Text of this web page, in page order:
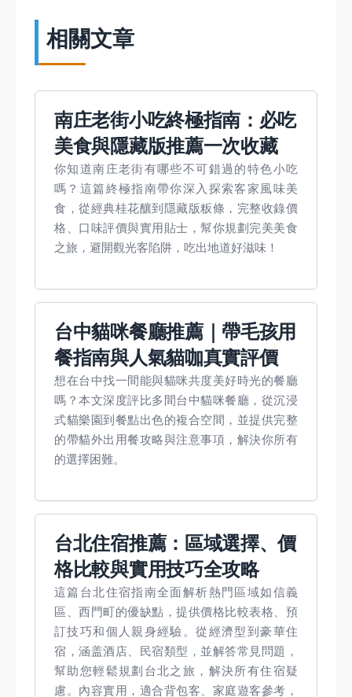
相關文章
南庄老街小吃終極指南：必吃
美食與隱藏版推薦一次收藏
你知道南庄老街有哪些不可錯過的特色小吃
嗎？這篇終極指南帶你深入探索客家風味美
食，從經典桂花釀到隱藏版粄條，完整收錄價
格、口味評價與實用貼士，幫你規劃完美美食
之旅，避開觀光客陷阱，吃出地道好滋味！
台中貓咪餐廳推薦｜帶毛孩用
餐指南與人氣貓咖真實評價
想在台中找一間能與貓咪共度美好時光的餐廳
嗎？本文深度評比多間台中貓咪餐廳，從沉浸
式貓樂園到餐點出色的複合空間，並提供完整
的帶貓外出用餐攻略與注意事項，解決你所有
的選擇困難。
台北住宿推薦：區域選擇、價
格比較與實用技巧全攻略
這篇台北住宿指南全面解析熱門區域如信義
區、西門町的優缺點，提供價格比較表格、預
訂技巧和個人親身經驗。從經濟型到豪華住
宿，涵盖酒店、民宿類型，並解答常見問題，
幫助您輕鬆規劃台北之旅，解決所有住宿疑
慮。內容實用，適合背包客、家庭遊客參考，